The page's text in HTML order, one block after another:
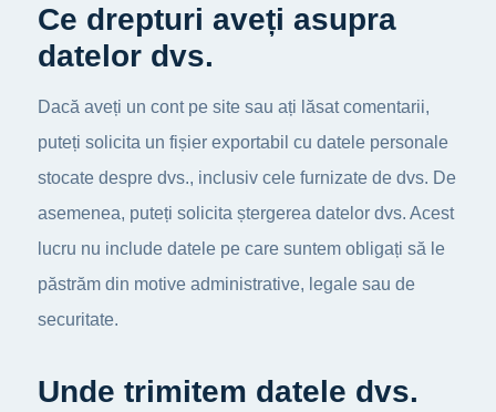
Ce drepturi aveți asupra
datelor dvs.
Dacă aveți un cont pe site sau ați lăsat comentarii,
puteți solicita un fișier exportabil cu datele personale
stocate despre dvs., inclusiv cele furnizate de dvs. De
asemenea, puteți solicita ștergerea datelor dvs. Acest
lucru nu include datele pe care suntem obligați să le
păstrăm din motive administrative, legale sau de
securitate.
Unde trimitem datele dvs.